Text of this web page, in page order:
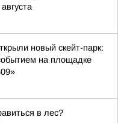
новый скейт-парк:
на площадке
в лес?